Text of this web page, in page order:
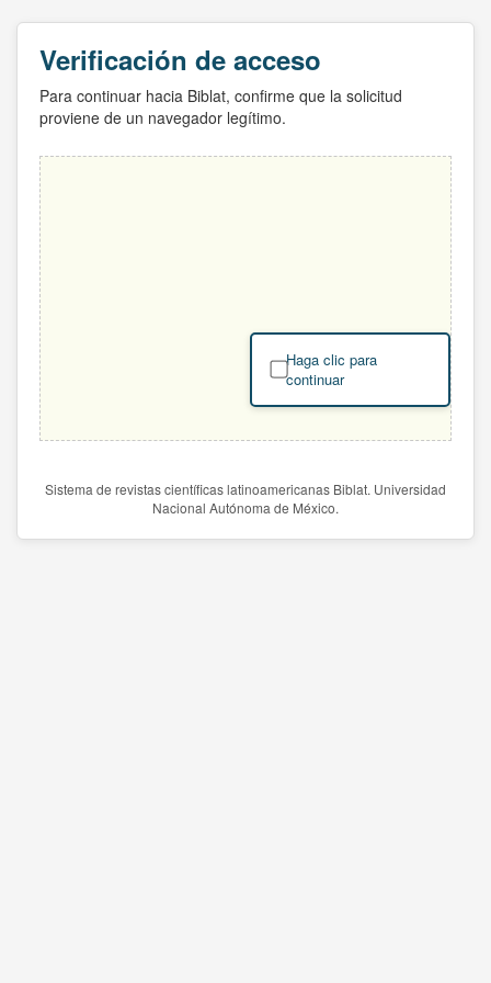
Verificación de acceso
Para continuar hacia Biblat, confirme que la solicitud
proviene de un navegador legítimo.
Haga clic para
continuar
Sistema de revistas científicas latinoamericanas Biblat. Universidad
Nacional Autónoma de México.